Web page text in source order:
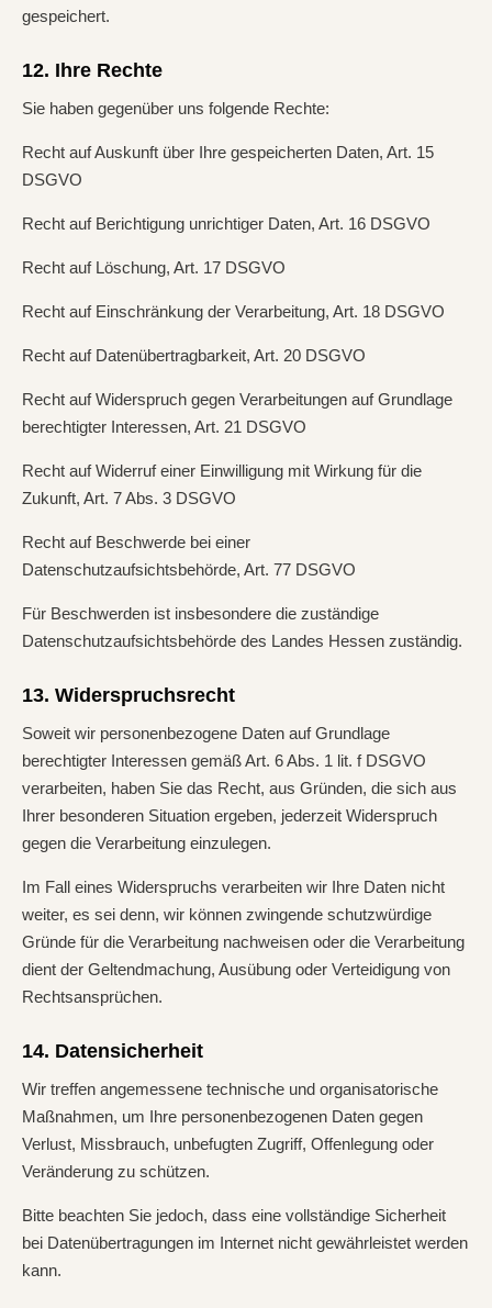
gespeichert.
12. Ihre Rechte
Sie haben gegenüber uns folgende Rechte:
Recht auf Auskunft über Ihre gespeicherten Daten, Art. 15
DSGVO
Recht auf Berichtigung unrichtiger Daten, Art. 16 DSGVO
Recht auf Löschung, Art. 17 DSGVO
Recht auf Einschränkung der Verarbeitung, Art. 18 DSGVO
Recht auf Datenübertragbarkeit, Art. 20 DSGVO
Recht auf Widerspruch gegen Verarbeitungen auf Grundlage
berechtigter Interessen, Art. 21 DSGVO
Recht auf Widerruf einer Einwilligung mit Wirkung für die
Zukunft, Art. 7 Abs. 3 DSGVO
Recht auf Beschwerde bei einer
Datenschutzaufsichtsbehörde, Art. 77 DSGVO
Für Beschwerden ist insbesondere die zuständige
Datenschutzaufsichtsbehörde des Landes Hessen zuständig.
13. Widerspruchsrecht
Soweit wir personenbezogene Daten auf Grundlage
berechtigter Interessen gemäß Art. 6 Abs. 1 lit. f DSGVO
verarbeiten, haben Sie das Recht, aus Gründen, die sich aus
Ihrer besonderen Situation ergeben, jederzeit Widerspruch
gegen die Verarbeitung einzulegen.
Im Fall eines Widerspruchs verarbeiten wir Ihre Daten nicht
weiter, es sei denn, wir können zwingende schutzwürdige
Gründe für die Verarbeitung nachweisen oder die Verarbeitung
dient der Geltendmachung, Ausübung oder Verteidigung von
Rechtsansprüchen.
14. Datensicherheit
Wir treffen angemessene technische und organisatorische
Maßnahmen, um Ihre personenbezogenen Daten gegen
Verlust, Missbrauch, unbefugten Zugriff, Offenlegung oder
Veränderung zu schützen.
Bitte beachten Sie jedoch, dass eine vollständige Sicherheit
bei Datenübertragungen im Internet nicht gewährleistet werden
kann.